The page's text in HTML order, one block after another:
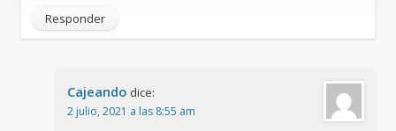
Responder
Cajeando dice:
2 julio, 2021 a las 8:55 am